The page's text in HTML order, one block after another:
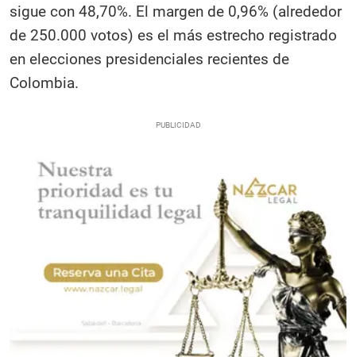
sigue con 48,70%. El margen de 0,96% (alrededor
de 250.000 votos) es el más estrecho registrado
en elecciones presidenciales recientes de
Colombia.